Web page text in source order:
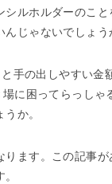
シルホルダーのこと
じゃないでしょう
手の出しやすい金
に困ってらっしゃ
か。
ります。この記事